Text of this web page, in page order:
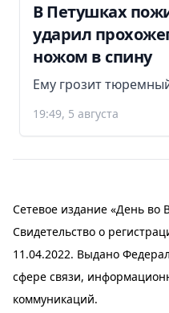
В Петушках
ударил
ножом в спину
Ему грозит
19:49, 5 августа
Сетевое издание «День во
Свидетельство о
11.04.2022. Выдано
сфере связи,
коммуникаций.